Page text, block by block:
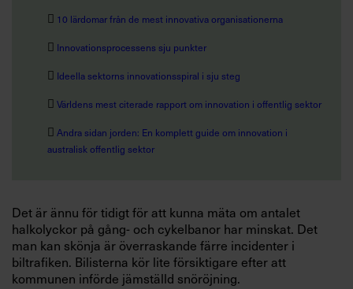
 10 lärdomar från de mest innovativa organisationerna
 Innovationsprocessens sju punkter
 Ideella sektorns innovationsspiral i sju steg
 Världens mest citerade rapport om innovation i offentlig sektor
 Andra sidan jorden: En komplett guide om innovation i
australisk offentlig sektor
Det är ännu för tidigt för att kunna mäta om antalet
halkolyckor på gång- och cykelbanor har minskat. Det
man kan skönja är överraskande färre incidenter i
biltrafiken. Bilisterna kör lite försiktigare efter att
kommunen införde jämställd snöröjning.